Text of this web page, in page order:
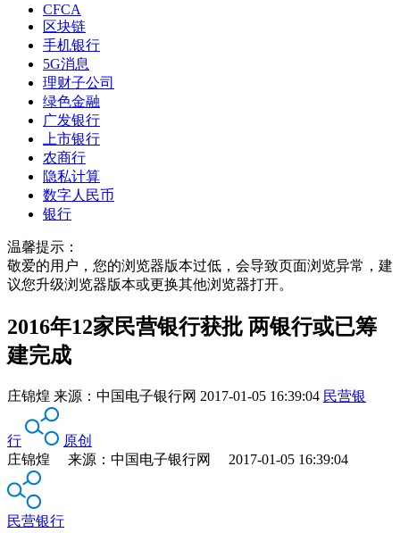
CFCA
区块链
手机银行
5G消息
理财子公司
绿色金融
广发银行
上市银行
农商行
隐私计算
数字人民币
银行
温馨提示：
敬爱的用户，您的浏览器版本过低，会导致页面浏览异常，建
议您升级浏览器版本或更换其他浏览器打开。
2016年12家民营银行获批 两银行或已筹
建完成
庄锦煌 来源： 中国电子银行网 2017-01-05 16:39:04 民营银
行
原创
庄锦煌 来源：中国电子银行网 2017-01-05 16:39:04
民营银行